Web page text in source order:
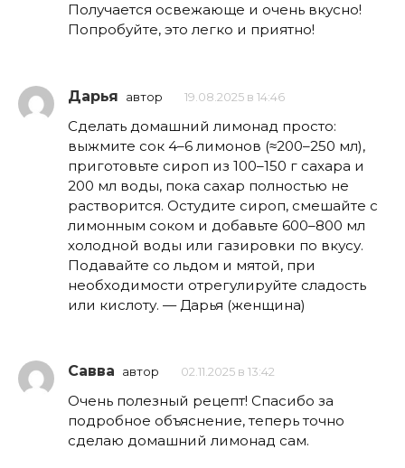
Получается освежающе и очень вкусно!
Попробуйте, это легко и приятно!
Дарья автор 19.08.2025 в 14:46
Сделать домашний лимонад просто:
выжмите сок 4–6 лимонов (≈200–250 мл),
приготовьте сироп из 100–150 г сахара и
200 мл воды, пока сахар полностью не
растворится. Остудите сироп, смешайте с
лимонным соком и добавьте 600–800 мл
холодной воды или газировки по вкусу.
Подавайте со льдом и мятой, при
необходимости отрегулируйте сладость
или кислоту. — Дарья (женщина)
Савва автор 02.11.2025 в 13:42
Очень полезный рецепт! Спасибо за
подробное объяснение, теперь точно
сделаю домашний лимонад сам.